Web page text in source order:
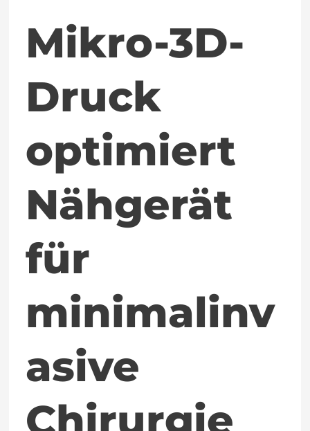
Mikro-3D-
Druck
optimiert
Nähgerät
für
minimalinv
asive
Chirurgie